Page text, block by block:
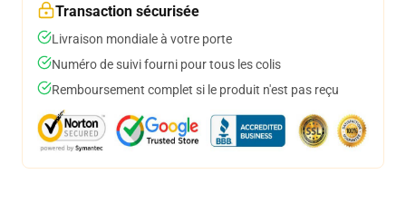
Transaction sécurisée
Livraison mondiale à votre porte
Numéro de suivi fourni pour tous les colis
Remboursement complet si le produit n'est pas reçu